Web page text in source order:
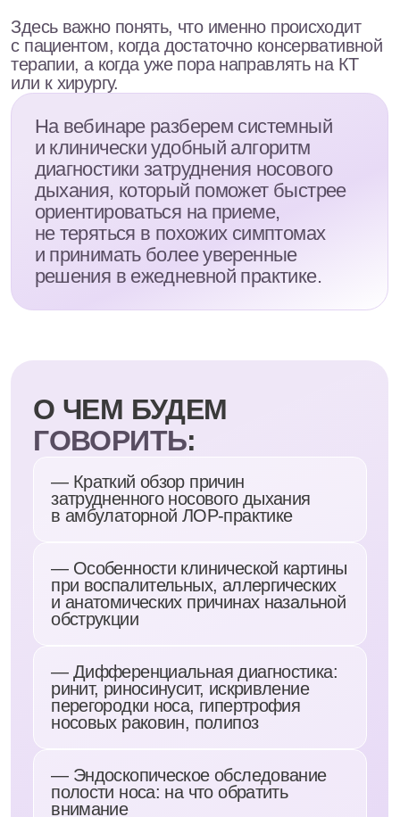
О ЧЕМ БУДЕМ
ГОВОРИТЬ :
— Краткий обзор причин
затрудненного носового дыхания
в амбулаторной ЛОР-практике
— Особенности клинической картины
при воспалительных, аллергических
и анатомических причинах назальной
обструкции
— Дифференциальная диагностика:
полости носа: на что обратить
внимание
— Показания к КТ околоносовых
пазух
— Тактика ведения пациента:
консервативное лечение,
на хирургическое лечение
Запись вебинара
1490 ₽
доступ 60 дней